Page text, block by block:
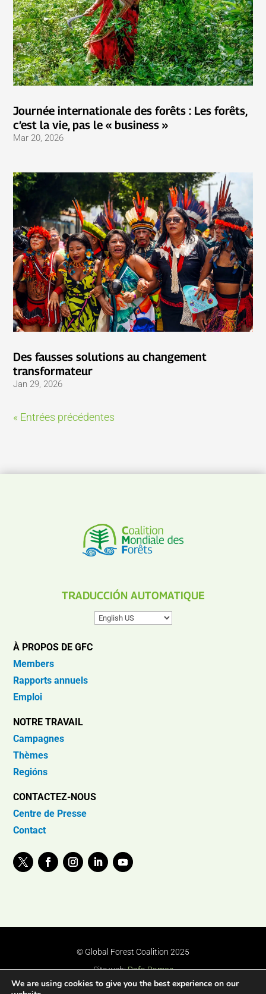
Journée internationale des forêts : Les forêts,
c’est la vie, pas le « business »
Mar 20, 2026
Des fausses solutions au changement
transformateur
Jan 29, 2026
« Entrées précédentes
TRADUCCIÓN AUTOMATIQUE
À PROPOS DE GFC
Members
Rapports annuels
Emploi
NOTRE TRAVAIL
Campagnes
Thèmes
Regións
CONTACTEZ-NOUS
Centre de Presse
Contact
© Global Forest Coalition 2025
Site web:Rafa Ramos
We are using cookies to give you the best experience on our